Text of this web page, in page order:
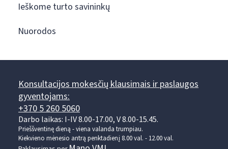
Ieškome turto savininkų
Nuorodos
Konsultacijos mokesčių klausimais ir paslaugos
gyventojams:
+370 5 260 5060
Darbo laikas: I-IV 8.00-17.00, V 8.00-15.45.
Prieššventinę dieną - viena valanda trumpiau.
Kiekvieno mėnesio antrą penktadienį 8.00 val. - 12.00 val.